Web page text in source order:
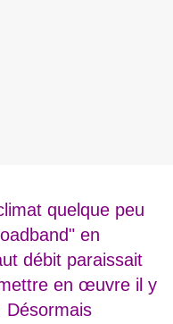
quelque peu
en
débit paraissait
en œuvre il y
Désormais